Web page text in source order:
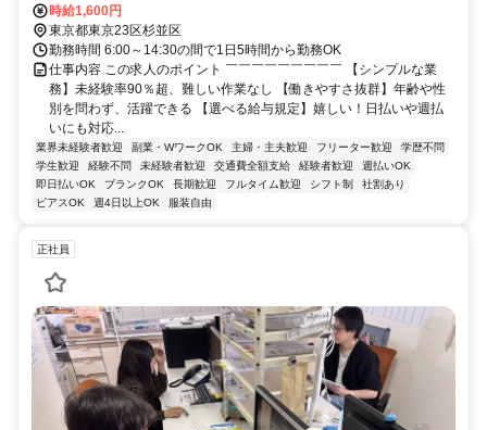
窪西口徒歩約1分
時給1,600円
東京都東京23区杉並区
勤務時間 6:00～14:30の間で1日5時間から勤務OK
仕事内容 この求人のポイント ￣￣￣￣￣￣￣￣￣ 【シンプルな業
務】未経験率90％超、難しい作業なし 【働きやすさ抜群】年齢や性
別を問わず、活躍できる 【選べる給与規定】嬉しい！日払いや週払
いにも対応...
業界未経験者歓迎 副業・WワークOK 主婦・主夫歓迎 フリーター歓迎
学歴不問
学生歓迎
経験不問 未経験者歓迎 交通費全額支給 経験者歓迎
週払いOK
即日払いOK
ブランクOK 長期歓迎 フルタイム歓迎 シフト制
社割あり
ピアスOK
週4日以上OK 服装自由
正社員